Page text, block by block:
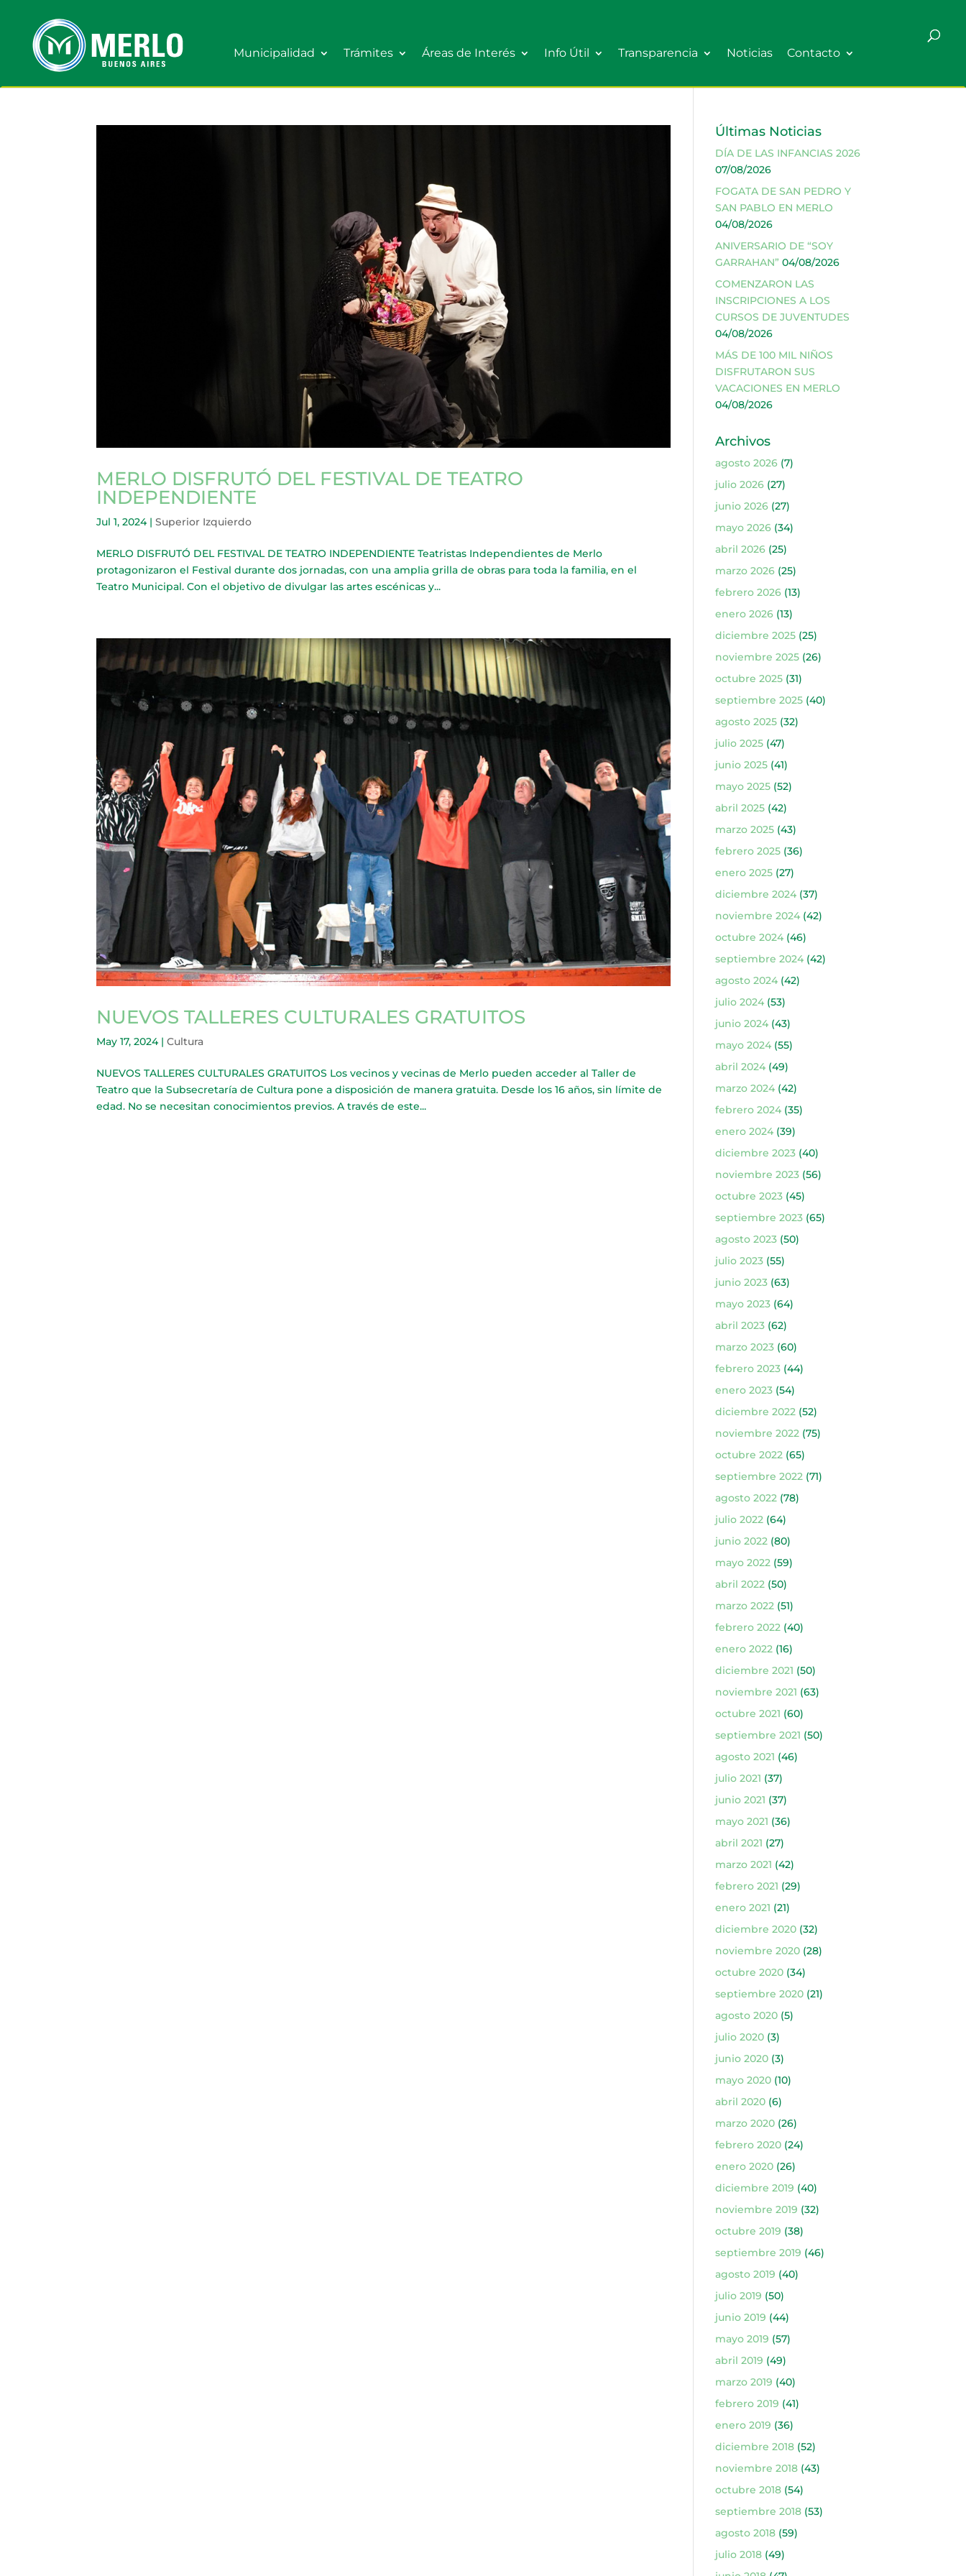
Municipalidad Trámites Áreas de Interés Info Útil Transparencia Noticias Contacto
MERLO DISFRUTÓ DEL FESTIVAL DE TEATRO
INDEPENDIENTE
Jul 1, 2024|Superior Izquierdo
MERLO DISFRUTÓ DEL FESTIVAL DE TEATRO INDEPENDIENTE Teatristas Independientes de Merlo
protagonizaron el Festival durante dos jornadas, con una amplia grilla de obras para toda la familia, en el
Teatro Municipal. Con el objetivo de divulgar las artes escénicas y...
NUEVOS TALLERES CULTURALES GRATUITOS
May 17, 2024|Cultura
NUEVOS TALLERES CULTURALES GRATUITOS Los vecinos y vecinas de Merlo pueden acceder al Taller de
Teatro que la Subsecretaría de Cultura pone a disposición de manera gratuita. Desde los 16 años, sin límite de
edad. No se necesitan conocimientos previos. A través de este...
Últimas Noticias
DÍA DE LAS INFANCIAS 2026
07/08/2026
FOGATA DE SAN PEDRO Y
SAN PABLO EN MERLO
04/08/2026
ANIVERSARIO DE “SOY
GARRAHAN” 04/08/2026
COMENZARON LAS
INSCRIPCIONES A LOS
CURSOS DE JUVENTUDES
04/08/2026
MÁS DE 100 MIL NIÑOS
DISFRUTARON SUS
VACACIONES EN MERLO
04/08/2026
Archivos
agosto 2026(7)
julio 2026(27)
junio 2026(27)
mayo 2026(34)
abril 2026(25)
marzo 2026(25)
febrero 2026(13)
enero 2026(13)
diciembre 2025(25)
noviembre 2025(26)
octubre 2025(31)
septiembre 2025(40)
agosto 2025(32)
julio 2025(47)
junio 2025(41)
mayo 2025(52)
abril 2025(42)
marzo 2025(43)
febrero 2025(36)
enero 2025(27)
diciembre 2024(37)
noviembre 2024(42)
octubre 2024(46)
septiembre 2024(42)
agosto 2024(42)
julio 2024(53)
junio 2024(43)
mayo 2024(55)
abril 2024(49)
marzo 2024(42)
febrero 2024(35)
enero 2024(39)
diciembre 2023(40)
noviembre 2023(56)
octubre 2023(45)
septiembre 2023(65)
agosto 2023(50)
julio 2023(55)
junio 2023(63)
mayo 2023(64)
abril 2023(62)
marzo 2023(60)
febrero 2023(44)
enero 2023(54)
diciembre 2022(52)
noviembre 2022(75)
octubre 2022(65)
septiembre 2022(71)
agosto 2022(78)
julio 2022(64)
junio 2022(80)
mayo 2022(59)
abril 2022(50)
marzo 2022(51)
febrero 2022(40)
enero 2022(16)
diciembre 2021 (50)
noviembre 2021 (63)
octubre 2021 (60)
septiembre 2021 (50)
agosto 2021 (46)
julio 2021 (37)
junio 2021 (37)
mayo 2021 (36)
abril 2021 (27)
marzo 2021 (42)
febrero 2021 (29)
enero 2021 (21)
diciembre 2020(32)
noviembre 2020(28)
octubre 2020(34)
septiembre 2020(21)
agosto 2020(5)
julio 2020(3)
junio 2020(3)
mayo 2020(10)
abril 2020(6)
marzo 2020(26)
febrero 2020(24)
enero 2020(26)
diciembre 2019 (40)
noviembre 2019 (32)
octubre 2019 (38)
septiembre 2019 (46)
agosto 2019 (40)
julio 2019 (50)
junio 2019 (44)
mayo 2019 (57)
abril 2019 (49)
marzo 2019 (40)
febrero 2019 (41)
enero 2019 (36)
diciembre 2018(52)
noviembre 2018(43)
octubre 2018(54)
septiembre 2018(53)
agosto 2018(59)
julio 2018(49)